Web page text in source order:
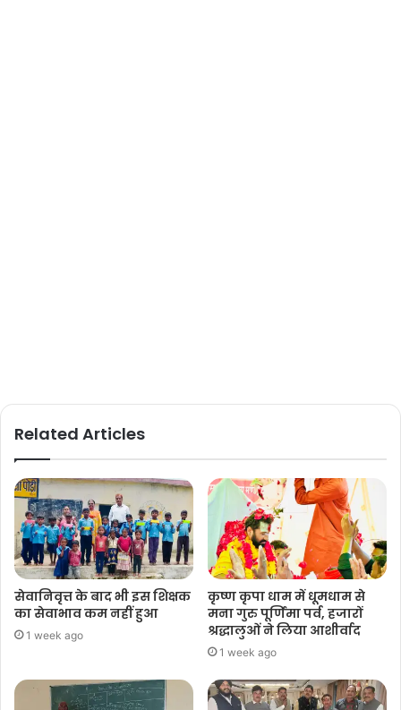
Related Articles
सेवानिवृत्त के बाद भी इस शिक्षक
का सेवाभाव कम नहीं हुआ
1 week ago
कृष्ण कृपा धाम में धूमधाम से
मना गुरु पूर्णिमा पर्व, हजारों
श्रद्धालुओं ने लिया आशीर्वाद
1 week ago